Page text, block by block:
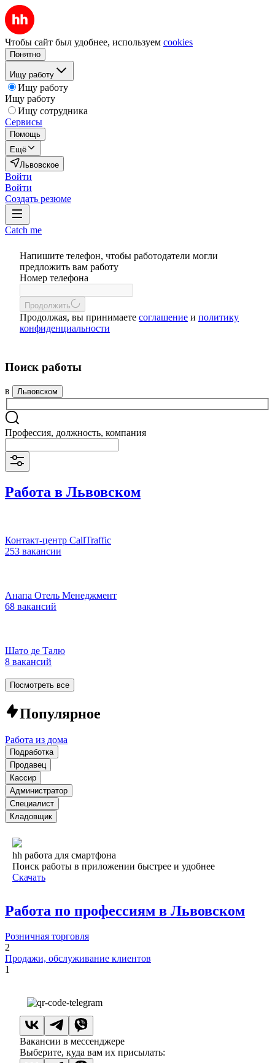
Чтобы сайт был удобнее, используем cookies
Понятно
Ищу работу
Ищу работу
Ищу работу
Ищу сотрудника
Сервисы
Помощь
Ещё
Львовское
Войти
Войти
Создать резюме
Catch me
Напишите телефон, чтобы работодатели могли
предложить вам работу
Номер телефона
Продолжить
Продолжая, вы принимаете соглашение и политику
конфиденциальности
Поиск работы
в Львовском
Профессия, должность, компания
Работа в Львовском
Контакт-центр CallTraffic
253 вакансии
Анапа Отель Менеджмент
68 вакансий
Шато де Талю
8 вакансий
Посмотреть все
Популярное
Работа из дома
Подработка
Продавец
Кассир
Администратор
Специалист
Кладовщик
hh работа для смартфона
Поиск работы в приложении быстрее и удобнее
Скачать
Работа по профессиям в Львовском
Розничная торговля
2
Продажи, обслуживание клиентов
1
Вакансии в мессенджере
Выберите, куда вам их присылать: